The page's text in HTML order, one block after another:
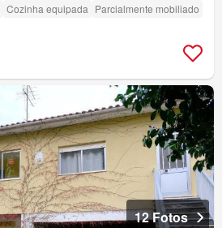
Cozinha equipada Parcialmente mobiliado
12 Fotos